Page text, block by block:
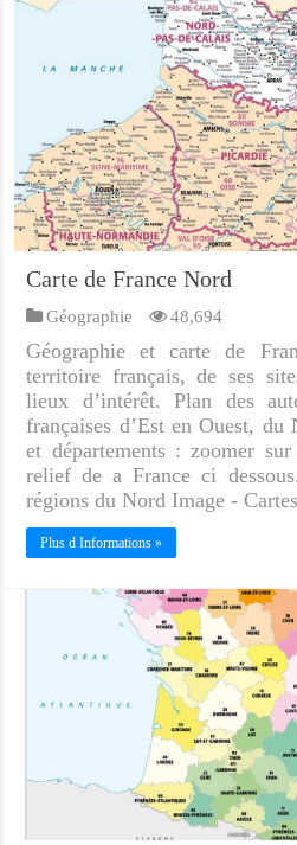
Carte de France Nord
Géographie 48,694
Géographie et carte de
territoire français, de ses
lieux d’intérêt. Plan des
françaises d’Est en Ouest,
et départements : zoomer
relief de a France ci
régions du Nord Image -
Plus d Informations »